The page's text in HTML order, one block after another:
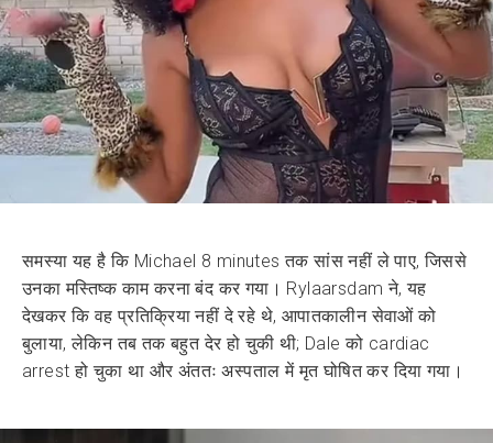
समस्या यह है कि Michael 8 minutes तक सांस नहीं ले पाए, जिससे
उनका मस्तिष्क काम करना बंद कर गया। Rylaarsdam ने, यह
देखकर कि वह प्रतिक्रिया नहीं दे रहे थे, आपातकालीन सेवाओं को
बुलाया, लेकिन तब तक बहुत देर हो चुकी थी; Dale को cardiac
arrest हो चुका था और अंततः अस्पताल में मृत घोषित कर दिया गया।